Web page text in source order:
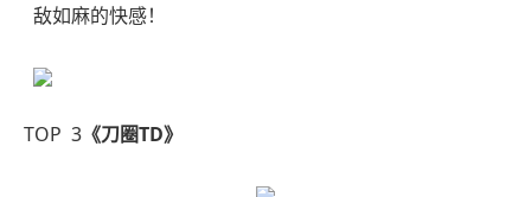
敌如麻的快感！
TOP 3 《刀圈TD》